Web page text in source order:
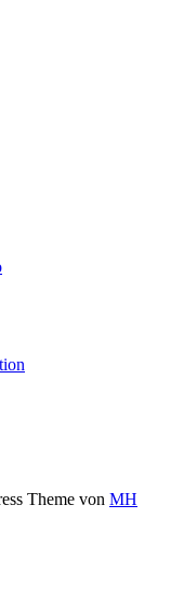
Theme von MH